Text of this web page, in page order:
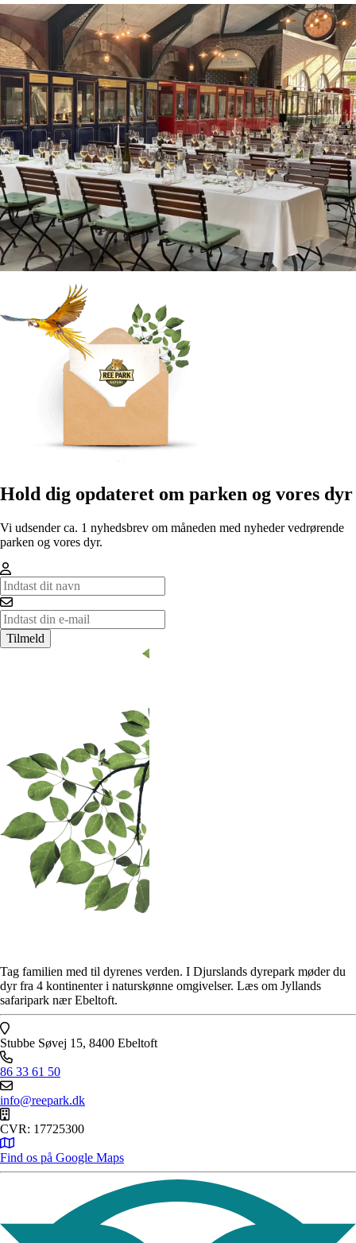
Hold dig opdateret om parken og vores dyr
Vi udsender ca. 1 nyhedsbrev om måneden med nyheder vedrørende
parken og vores dyr.
Tilmeld
Tag familien med til dyrenes verden. I Djurslands dyrepark møder du
dyr fra 4 kontinenter i naturskønne omgivelser. Læs om Jyllands
safaripark nær Ebeltoft.
Stubbe Søvej 15, 8400 Ebeltoft
86 33 61 50
info@reepark.dk
CVR: 17725300
Find os på Google Maps